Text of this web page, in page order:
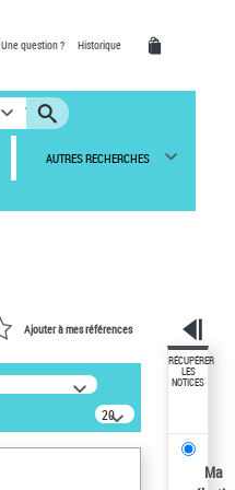
Une question ? Historique
AUTRES RECHERCHES
Ajouter à mes références
20
résultats/page
RÉCUPÉRER
LES
NOTICES
Ma